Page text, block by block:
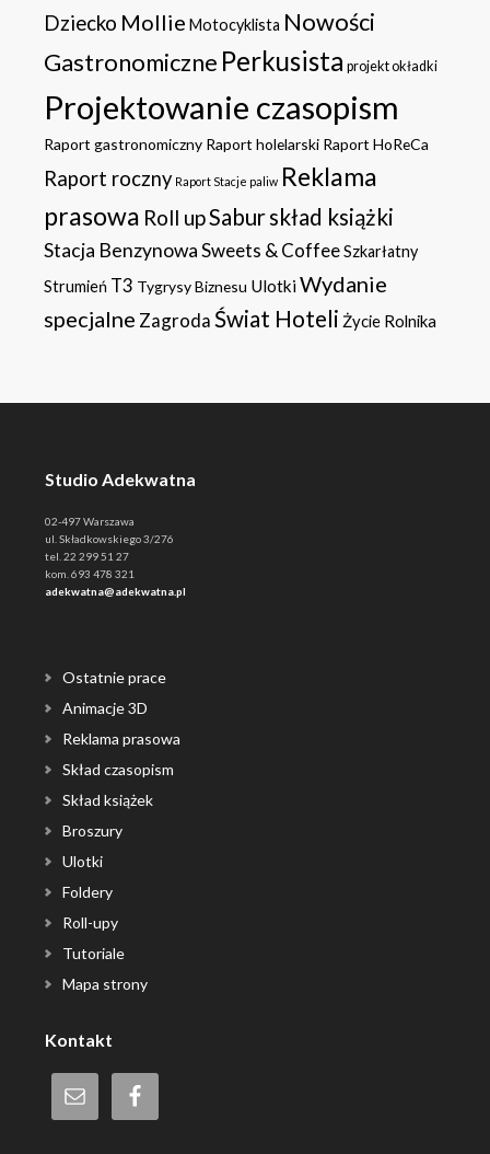
Dziecko Mollie Motocyklista Nowości
Gastronomiczne Perkusista projekt okładki
Projektowanie czasopism
Raport gastronomiczny Raport holelarski Raport HoReCa
Raport roczny Raport Stacje paliw Reklama
prasowa Roll upSaburskład książki
Stacja BenzynowaSweets & CoffeeSzkarłatny
Strumień T3 Tygrysy Biznesu UlotkiWydanie
specjalne ZagrodaŚwiat Hoteli Życie Rolnika
Studio Adekwatna
02-497 Warszawa
ul. Składkowskiego 3/276
tel. 22 299 51 27
kom. 693 478 321
adekwatna@adekwatna.pl
Ostatnie prace
Animacje 3D
Reklama prasowa
Skład czasopism
Skład książek
Broszury
Ulotki
Foldery
Roll-upy
Tutoriale
Mapa strony
Kontakt